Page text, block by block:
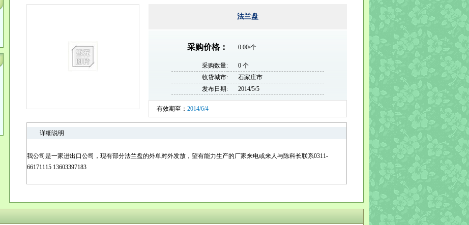
法兰盘
采购价格： 0.00/个
采购数量:
0 个
收货城市:
石家庄市
发布日期:
2014/5/5
有效期至： 2014/6/4
详细说明
我公司是一家进出口公司，现有部分法兰盘的外单对外发放，望有能力生产的厂家来电或来人与陈科长联系0311-
66171115 13603397183